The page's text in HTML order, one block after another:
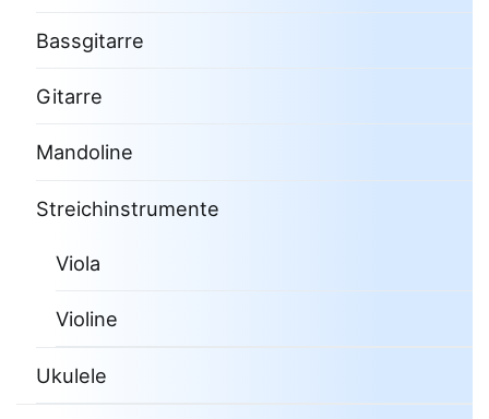
Bassgitarre
Gitarre
Mandoline
Streichinstrumente
Viola
Violine
Ukulele